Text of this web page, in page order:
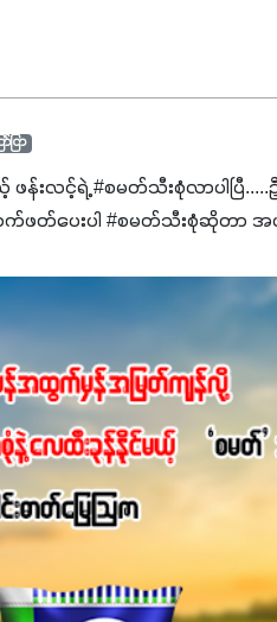
ငြာ
န်းလင့်ရဲ့ #စမတ်သီးစုံလာပါပြီ
ဖတ်‌ပေးပါ #စမတ်သီးစုံဆိုတာ
စပ်ထားတဲ့ ကွန်ပေါင်းဓာတ်မြေ
က် ကလိုရိုဖီးလ်ဖွဲ့စည်းမှုကို အားပေးက
တယ်။ အပင်၏ပင်ပိုင်းကြီးထွားမှုကို
ပါဝင်မှုကြောင့် အပင်ရဲ့ အမြစ်
၊အသီးသီးခြင်း၊အစေ့တည်ခြင်းလု
ောဂါဒဏ်၊ရာသီဥတုဒဏ်ခံနိုင်ရည်
တွက် လိုအပ်တဲ့အာဟာရဓာတ်ဖြစ်ပ
လာခြင်း၊မြေဆီလွှာဖွဲ့စည်းပုံနှင့်ရ
မှာဖြစ်ပါတယ်။ စပါးအပါအဝင် နှံစ
ော့ တစ်မျိုးတည်းနဲ့ အားလုံးပါဖ
ကြီးထွားအောင် ဖန်းလင့်ရဲ့ #စမတ်